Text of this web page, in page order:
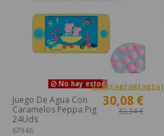
No hay estoc
Juego De Agua Con
Caramelos Peppa Pig
24Uds
67946
30,08 €
32,34 €
starstarstarstarstar